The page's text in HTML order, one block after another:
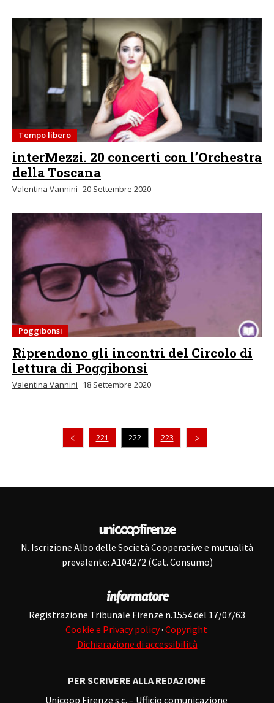
Tempo libero
interMezzi. 20 concerti con l’Orchestra
della Toscana
Valentina Vannini 20 Settembre 2020
Poggibonsi
Riprendono gli incontri del Circolo di
lettura di Poggibonsi
Valentina Vannini 18 Settembre 2020
Pagina precedente
221 222 223
N. Iscrizione Albo delle Società Cooperative e mutualità
prevalente: A104272 (Cat. Consumo)
Registrazione Tribunale Firenze n.1554 del 17/07/63
Cookie e Privacy policy· Copyright
Dichiarazione di accessibilità
PER SCRIVERE ALLA REDAZIONE
Unicoop Firenze s.c. – Ufficio comunicazione